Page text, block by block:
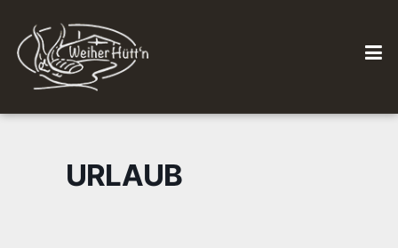
URLAUB